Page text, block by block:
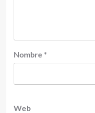
Nombre *
Web